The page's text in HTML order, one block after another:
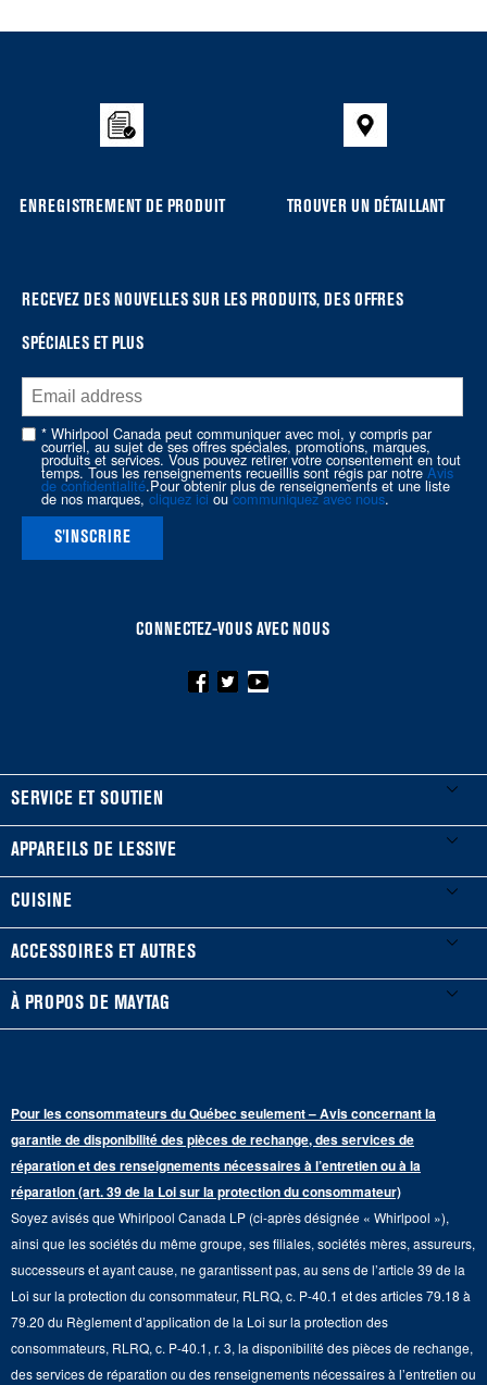
you
end
page
ENREGISTREMENT DE PRODUIT TROUVER UN DÉTAILLANT
RECEVEZ DES NOUVELLES SUR LES PRODUITS, DES OFFRES
SPÉCIALES ET PLUS
* Whirlpool Canada peut communiquer avec moi, y compris par
courriel, au sujet de ses offres spéciales, promotions, marques,
produits et services. Vous pouvez retirer votre consentement en tout
temps. Tous les renseignements recueillis sont régis par notre Avis
de confidentialité.Pour obtenir plus de renseignements et une liste
de nos marques, cliquez ici oucommuniquez avec nous.
S'INSCRIRE
CONNECTEZ-VOUS AVEC NOUS
FOOTER
SERVICE ET SOUTIEN
Mes électroménagers
Enregistrer un produit
Guides et documentation
Planifier une installation
Programmes de service prolongé
Pièces de rechange
Aide sur les produits
Suivre ma commande
Services de livraison et d'installation
Retours et échanges
Accessibilité
APPAREILS DE LESSIVE
Laveuses et sécheuses
Laveuses à chargement frontal
Laveuses à chargement vertical
Sécheuses au gaz
Piédestaux de lessive
Qualité Commerciale
Duos de Lessive
CUISINE
Réfrigérateurs
Portes françaises
Cuisinières
Fours muraux
Hottes
Fours à micro-ondes
ACCESSOIRES ET AUTRES
Accessoires
À PROPOS DE MAYTAG
Communiquez avec nous
Monsieur Maytag
Carrières
Whirlpool et Corporation
Pour les consommateurs du Québec seulement – Avis concernant la
garantie de disponibilité des pièces de rechange, des services de
réparation et des renseignements nécessaires à l’entretien ou à la
réparation (art. 39 de la Loi sur la protection du consommateur)
Soyez avisés que Whirlpool Canada LP (ci-après désignée « Whirlpool »),
ainsi que les sociétés du même groupe, ses filiales, sociétés mères, assureurs,
successeurs et ayant cause, ne garantissent pas, au sens de l’article 39 de la
Loi sur la protection du consommateur, RLRQ, c. P-40.1 et des articles 79.18 à
79.20 du Règlement d’application de la Loi sur la protection des
consommateurs, RLRQ, c. P-40.1, r. 3, la disponibilité des pièces de rechange,
des services de réparation ou des renseignements nécessaires à l’entretien ou